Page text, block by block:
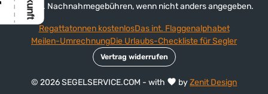
und ggf. Nachnahmegebühren, wenn nicht anders angegeben.
© 2026 SEGELSERVICE.COM - with byZenit Design
Regattatonnen kostenlosDas int. Flaggenalphabet
Meilen-UmrechnungDie Urlaubs-Checkliste für Segler
Vertrag widerrufen